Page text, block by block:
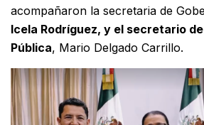
acompañaron la secretaria de
Icela Rodríguez, y el secretario
Pública, Mario Delgado Carrillo.